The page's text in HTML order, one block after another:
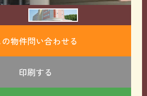
の物件問い合わせる
印刷する